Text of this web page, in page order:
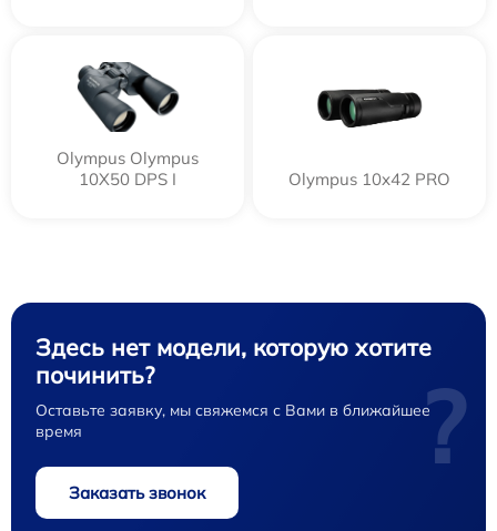
Olympus Olympus
10X50 DPS I
Olympus 10x42 PRO
Здесь нет модели, которую хотите
починить?
Оставьте заявку, мы свяжемся с Вами в ближайшее
время
Заказать звонок
?